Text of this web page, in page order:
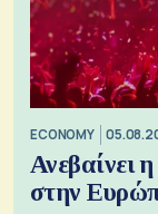
ECONOMY
Ανεβαίνει
στην